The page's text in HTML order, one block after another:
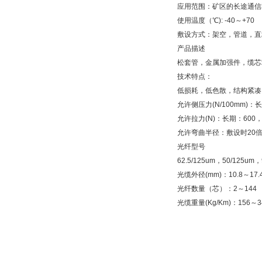
应用范围：矿区的长途通
使用温度（℃): -40～+70
敷设方式：架空，管道，
产品描述
松套管，金属加强件，缆
技术特点：
低损耗，低色散，结构紧
允许侧压力(N/100mm) ：
允许拉力(N) ：长期： 600
允许弯曲半径：敷设时20
光纤型号
62.5/125um ， 50/125um ，
光缆外径(mm) ： 10.8～
光纤数量（芯）： 2 ～ 144
光缆重量(Kg/Km) ： 156 ～